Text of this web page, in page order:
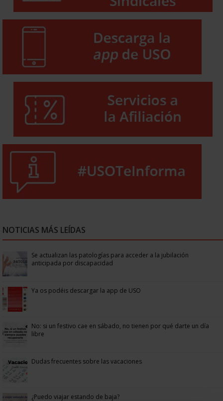
NOTICIAS MÁS LEÍDAS
Se actualizan las patologías para acceder a la jubilación
anticipada por discapacidad
Ya os podéis descargar la app de USO
No: si un festivo cae en sábado, no tienen por qué darte un día
libre
Dudas frecuentes sobre las vacaciones
¿Puedo viajar estando de baja?